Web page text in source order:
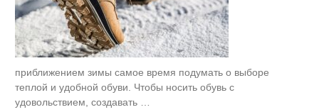
приближением зимы самое время подумать о выборе
теплой и удобной обуви. Чтобы носить обувь с
удовольствием, создавать
i
Ролик длится несколько секунд,
а смеяться вы будете долго